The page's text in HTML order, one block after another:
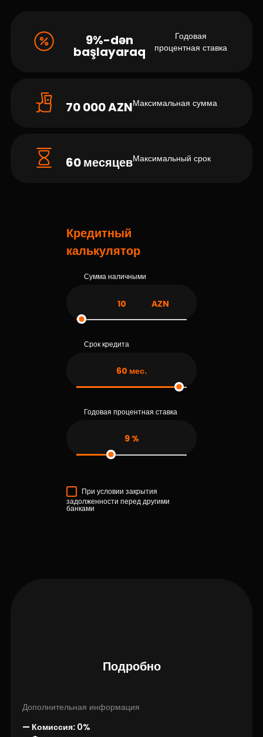
9%-dən
başlayaraq
Годовая
процентная ставка
70 000 AZNМаксимальная сумма
60 месяцевМаксимальный срок
Кредитный
калькулятор
Сумма наличными
AZN
Срок кредита
60 мес.
Годовая процентная ставка
9%
При условии закрытия
задолженности перед другими
банками
Подробно
Дополнительная информация
— Комиссия: 0%